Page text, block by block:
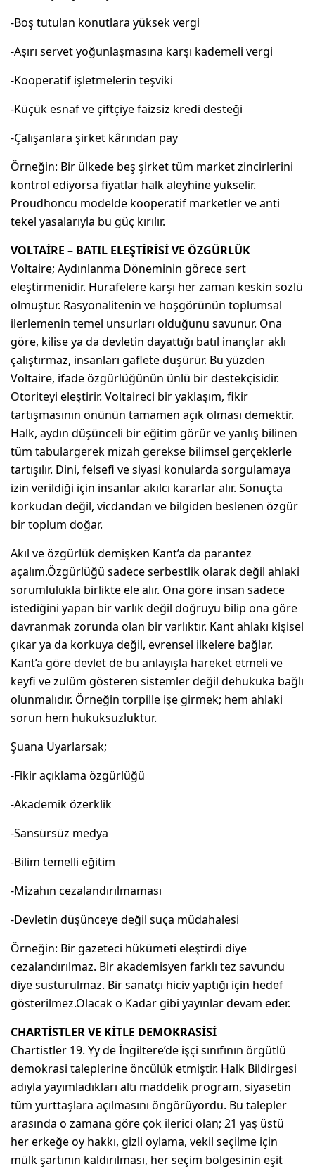
-Boş tutulan konutlara yüksek vergi
-Aşırı servet yoğunlaşmasına karşı kademeli vergi
-Kooperatif işletmelerin teşviki
-Küçük esnaf ve çiftçiye faizsiz kredi desteği
-Çalışanlara şirket kârından pay
Örneğin: Bir ülkede beş şirket tüm market zincirlerini
kontrol ediyorsa fiyatlar halk aleyhine yükselir.
Proudhoncu modelde kooperatif marketler ve anti
tekel yasalarıyla bu güç kırılır.
VOLTAİRE – BATIL ELEŞTİRİSİ VE ÖZGÜRLÜK
Voltaire; Aydınlanma Döneminin görece sert
eleştirmenidir. Hurafelere karşı her zaman keskin sözlü
olmuştur. Rasyonalitenin ve hoşgörünün toplumsal
ilerlemenin temel unsurları olduğunu savunur. Ona
göre, kilise ya da devletin dayattığı batıl inançlar aklı
çalıştırmaz, insanları gaflete düşürür. Bu yüzden
Voltaire, ifade özgürlüğünün ünlü bir destekçisidir.
Otoriteyi eleştirir. Voltaireci bir yaklaşım, fikir
tartışmasının önünün tamamen açık olması demektir.
Halk, aydın düşünceli bir eğitim görür ve yanlış bilinen
tüm tabulargerek mizah gerekse bilimsel gerçeklerle
tartışılır. Dini, felsefi ve siyasi konularda sorgulamaya
izin verildiği için insanlar akılcı kararlar alır. Sonuçta
korkudan değil, vicdandan ve bilgiden beslenen özgür
bir toplum doğar.
Akıl ve özgürlük demişken Kant’a da parantez
açalım.Özgürlüğü sadece serbestlik olarak değil ahlaki
sorumlulukla birlikte ele alır. Ona göre insan sadece
istediğini yapan bir varlık değil doğruyu bilip ona göre
davranmak zorunda olan bir varlıktır. Kant ahlakı kişisel
çıkar ya da korkuya değil, evrensel ilkelere bağlar.
Kant’a göre devlet de bu anlayışla hareket etmeli ve
keyfi ve zulüm gösteren sistemler değil dehukuka bağlı
olunmalıdır. Örneğin torpille işe girmek; hem ahlaki
sorun hem hukuksuzluktur.
Şuana Uyarlarsak;
-Fikir açıklama özgürlüğü
-Akademik özerklik
-Sansürsüz medya
-Bilim temelli eğitim
-Mizahın cezalandırılmaması
-Devletin düşünceye değil suça müdahalesi
Örneğin: Bir gazeteci hükümeti eleştirdi diye
cezalandırılmaz. Bir akademisyen farklı tez savundu
diye susturulmaz. Bir sanatçı hiciv yaptığı için hedef
gösterilmez.Olacak o Kadar gibi yayınlar devam eder.
CHARTİSTLER VE KİTLE DEMOKRASİSİ
Chartistler 19. Yy de İngiltere’de işçi sınıfının örgütlü
demokrasi taleplerine öncülük etmiştir. Halk Bildirgesi
adıyla yayımladıkları altı maddelik program, siyasetin
tüm yurttaşlara açılmasını öngörüyordu. Bu talepler
arasında o zamana göre çok ilerici olan; 21 yaş üstü
her erkeğe oy hakkı, gizli oylama, vekil seçilme için
mülk şartının kaldırılması, her seçim bölgesinin eşit